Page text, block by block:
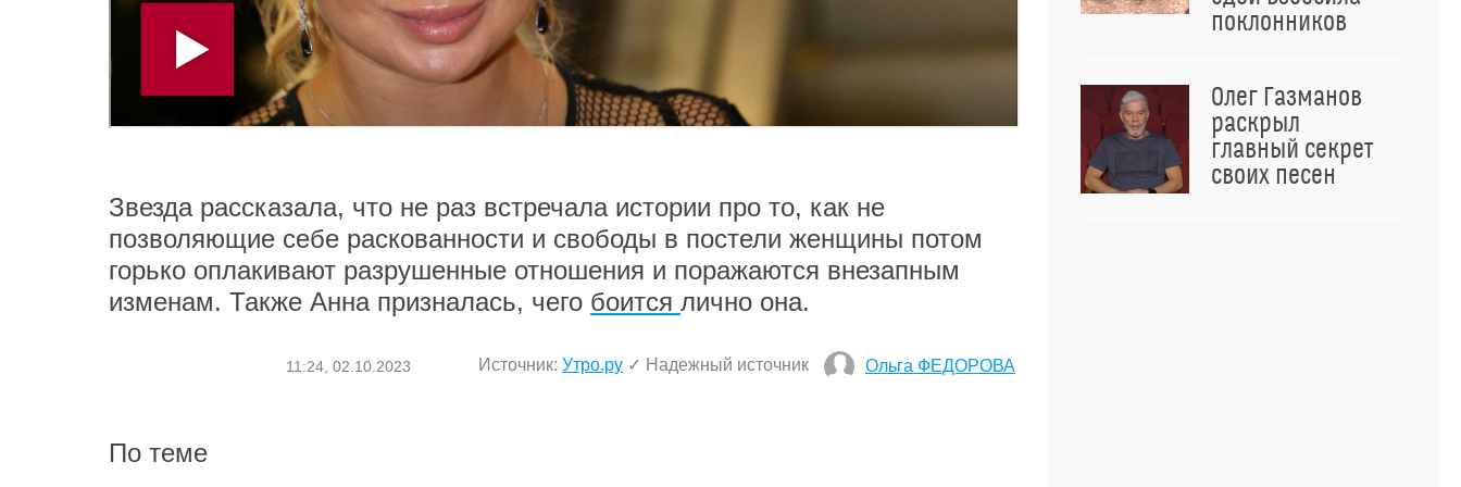
Звезда рассказала, что не раз встречала истории про то, как не
позволяющие себе раскованности и свободы в постели женщины потом
горько оплакивают разрушенные отношения и поражаются внезапным
изменам. Также Анна призналась, чего боится лично она.
11:24, 02.10.2023 Источник: Утро.ру ✓ Надежный источник Ольга ФЕДОРОВА
По теме
поклонников
Олег Газманов
раскрыл
главный секрет
своих песен